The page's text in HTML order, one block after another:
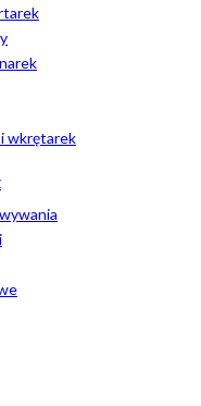
wkrętarek